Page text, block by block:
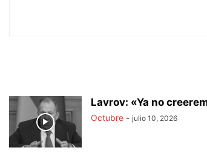
Lavrov: «Ya no
Octubre - julio 10, 2026